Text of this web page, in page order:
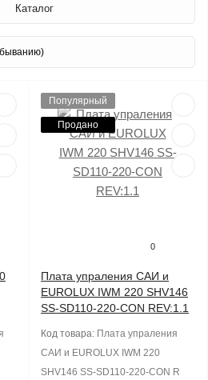
Каталог
Популярный
Продано
0
Плата упраления САИ и
EUROLUX IWM 220 SHV146
SS-SD110-220-CON REV:1.1
Код товара: Плата упраления
САИ и EUROLUX IWM 220
SHV146 SS-SD110-220-CON R